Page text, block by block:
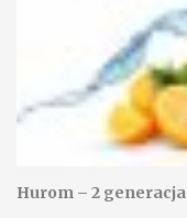
Hurom – 2 generacja